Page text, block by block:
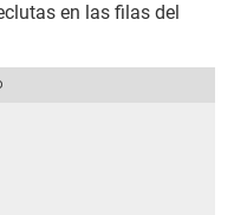
en las filas del